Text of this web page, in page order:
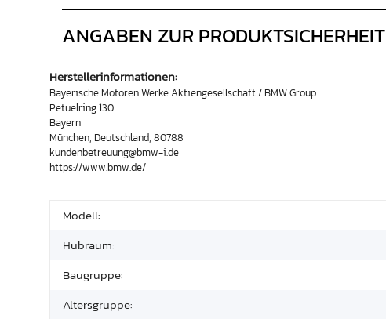
ANGABEN ZUR PRODUKTSICHERHEIT
Herstellerinformationen:
Bayerische Motoren Werke Aktiengesellschaft / BMW Group
Petuelring 130
Bayern
München, Deutschland, 80788
kundenbetreuung@bmw-i.de
https://www.bmw.de/
Modell:
Hubraum:
Baugruppe:
Altersgruppe: